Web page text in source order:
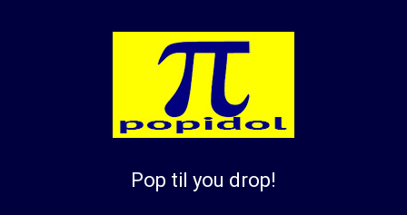
Pop til you drop!